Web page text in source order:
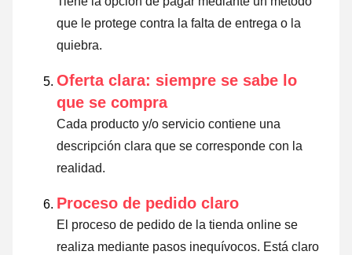
que le protege contra la falta de entrega o la
quiebra.
Oferta clara: siempre se sabe lo
que se compra
Cada producto y/o servicio contiene una
descripción clara que se corresponde con la
realidad.
Proceso de pedido claro
El proceso de pedido de la tienda online se
realiza mediante pasos inequívocos. Está claro